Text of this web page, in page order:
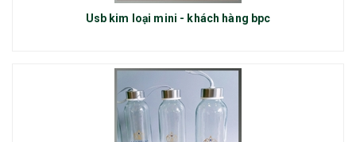
Usb kim loại mini - khách hàng bpc